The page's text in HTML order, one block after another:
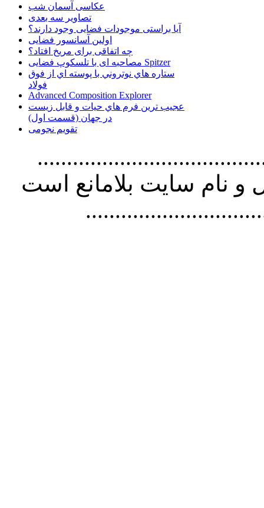
عکاسی آسمان شب
تصاویر سه بعدی
آیا براستی موجودات فضایی وجود دارند؟
اولین آسانسور فضایی
چه اتفاقی برای مریخ افتاد؟
مصاحبه ای با تلسکوپ فضایی Spitzer
ستاره هاي نوتروني با پوسته اي از فوق
فولاد
Advanced Composition Explorer
عجیب ترین فرم هاي حيات و قابل زيست
در جهان (قسمت اول)
تقویم نجومی
استفاده از
نام سايت بلامانع است